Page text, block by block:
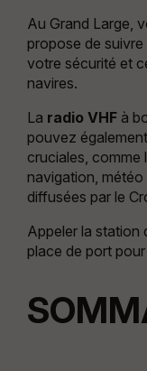
Au Grand Large,
propose de
votre sécurité et
navires.
La radio VHFà
pouvez
cruciales, comme
navigation,
diffusées par le
Appeler la station
place de port pour